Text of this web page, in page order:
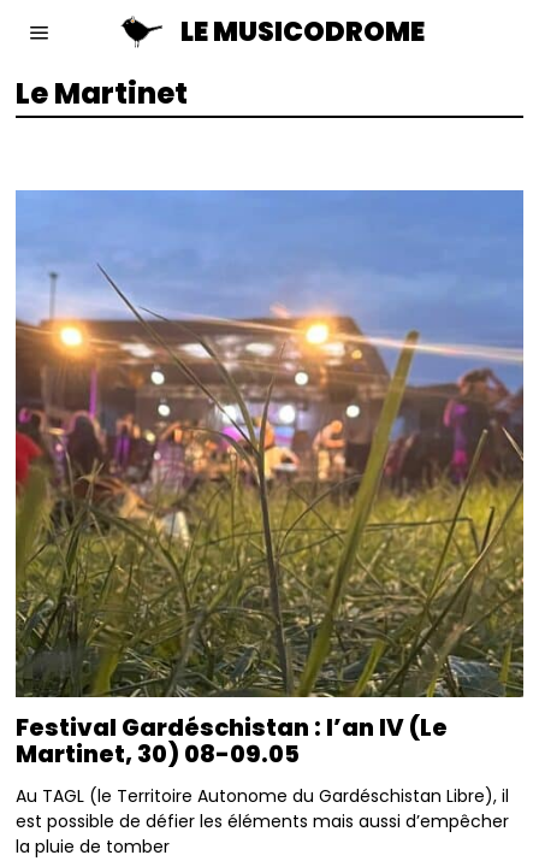
LE MUSICODROME
Le Martinet
Festival Gardéschistan : l’an IV (Le
Martinet, 30) 08-09.05
Au TAGL (le Territoire Autonome du Gardéschistan Libre), il
est possible de défier les éléments mais aussi d’empêcher
la pluie de tomber